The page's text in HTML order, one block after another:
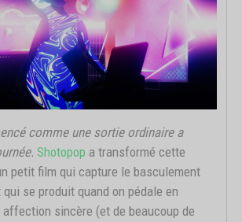
comme une sortie ordinaire a
Shotopop a transformé cette
petit film qui capture le basculement
se produit quand on pédale en
affection sincère (et de beaucoup de